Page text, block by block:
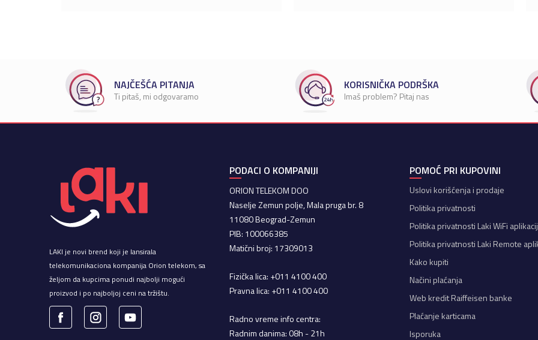
NAJČEŠĆA PITANJA
Ti pitaš, mi odgovaramo
KORISNIČKA PODRŠKA
Imaš problem? Pitaj nas
LAKI je novi brend koji je lansirala
telekomunikaciona kompanija Orion telekom, sa
željom da kupcima ponudi najbolji mogući
proizvod i po najboljoj ceni na tržištu.
PODACI O KOMPANIJI
ORION TELEKOM DOO
Naselje Zemun polje, Mala pruga br. 8
11080 Beograd-Zemun
PIB: 100066385
Matični broj: 17309013
Fizička lica: +011 4100 400
Pravna lica: +011 4100 400
Radno vreme info centra:
Radnim danima: 08h - 21h
POMOĆ PRI KUPOVINI
Uslovi korišćenja i prodaje
Politika privatnosti
Politika privatnosti Laki WiFi
Politika privatnosti Laki Remote
Kako kupiti
Načini plaćanja
Web kredit Raiffeisen banke
Plaćanje karticama
Isporuka